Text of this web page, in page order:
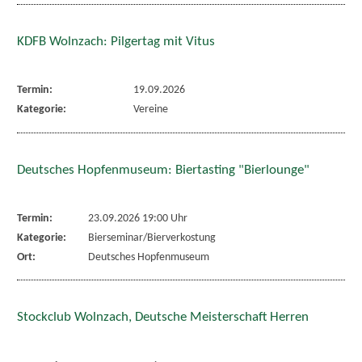
KDFB Wolnzach: Pilgertag mit Vitus
Termin:
19.09.2026
Kategorie:
Vereine
Deutsches Hopfenmuseum: Biertasting "Bierlounge"
Termin:
23.09.2026 19:00 Uhr
Kategorie:
Bierseminar/Bierverkostung
Ort:
Deutsches Hopfenmuseum
Stockclub Wolnzach, Deutsche Meisterschaft Herren